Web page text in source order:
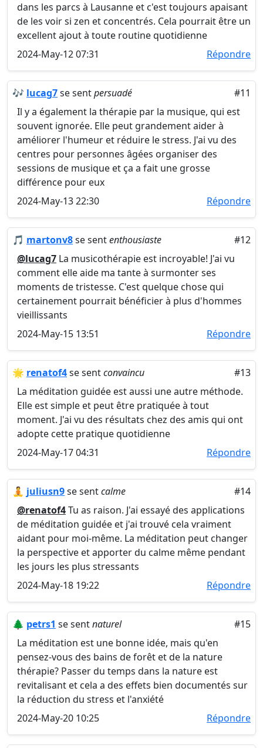
dans les parcs à Lausanne et c'est toujours apaisant
de les voir si zen et concentrés. Cela pourrait être un
excellent ajout à toute routine quotidienne
2024-May-12 07:31
Répondre
🎶 lucag7se sentpersuadé
#11
Il y a également la thérapie par la musique, qui est
souvent ignorée. Elle peut grandement aider à
améliorer l'humeur et réduire le stress. J'ai vu des
centres pour personnes âgées organiser des
sessions de musique et ça a fait une grosse
différence pour eux
2024-May-13 22:30
Répondre
🎵 martonv8se sententhousiaste
#12
@lucag7 La musicothérapie est incroyable! J'ai vu
comment elle aide ma tante à surmonter ses
moments de tristesse. C'est quelque chose qui
certainement pourrait bénéficier à plus d'hommes
vieillissants
2024-May-15 13:51
Répondre
🌟 renatof4se sentconvaincu
#13
La méditation guidée est aussi une autre méthode.
Elle est simple et peut être pratiquée à tout
moment. J'ai vu des résultats chez des amis qui ont
adopte cette pratique quotidienne
2024-May-17 04:31
Répondre
🧘 juliusn9se sentcalme
#14
@renatof4Tu as raison. J'ai essayé des applications
de méditation guidée et j'ai trouvé cela vraiment
aidant pour moi-même. La méditation peut changer
la perspective et apporter du calme même pendant
les jours les plus stressants
2024-May-18 19:22
Répondre
🌲 petrs1 se sentnaturel
#15
La méditation est une bonne idée, mais qu'en
pensez-vous des bains de forêt et de la nature
thérapie? Passer du temps dans la nature est
revitalisant et cela a des effets bien documentés sur
la réduction du stress et l'anxiété
2024-May-20 10:25
Répondre